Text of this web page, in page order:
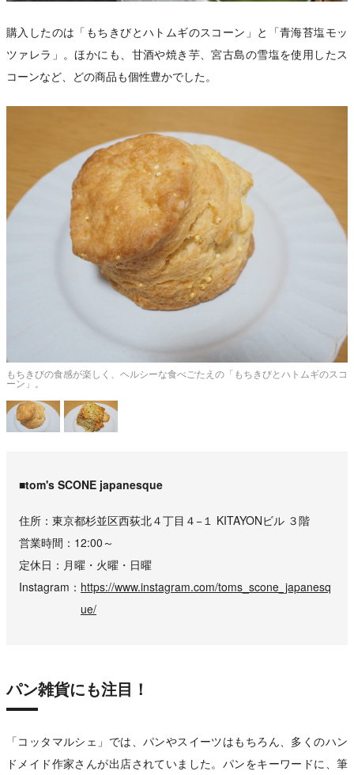
購入したのは「もちきびとハトムギのスコーン」と「青海苔塩モッ
ツァレラ」。ほかにも、甘酒や焼き芋、宮古島の雪塩を使用したス
コーンなど、どの商品も個性豊かでした。
もちきびの食感が楽しく、ヘルシーな食べごたえの「もちきびとハトムギのスコ
ーン」。
■tom's SCONE japanesque
住所
東京都杉並区西荻北４丁目４−１ KITAYONビル ３階
営業時間
12:00～
定休日
月曜・火曜・日曜
Instagram
https://www.instagram.com/toms_scone_japanesq
ue/
パン雑貨にも注目！
「コッタマルシェ」では、パンやスイーツはもちろん、多くのハン
ドメイド作家さんが出店されていました。パンをキーワードに、筆